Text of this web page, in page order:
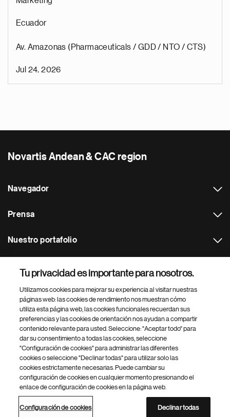
Ecuador
Av. Amazonas (Pharmaceuticals / GDD / NTO / CTS)
Jul 24, 2026
Novartis Andean & CAC region
Navegador
Prensa
Nuestro portafolio
Footer Site Search
inferior
del
© 2026 Novartis AG
Política de privacidad Términos de uso
Accesibilidad
Configuración de cookies
Mapa del sitio
Tu privacidad es importante para nosotros.
Utilizamos cookies para mejorar su experiencia al visitar nuestras
páginas web: las cookies de rendimiento nos muestran cómo
utiliza esta página web, las cookies funcionales recuerdan sus
preferencias y las cookies de orientación nos ayudan a compartir
contenido relevante para usted. Seleccione: "Aceptar todo" para
dar su consentimiento a todas las cookies, seleccione
"Configuración de cookies" para administrar las diferentes
cookies o seleccione "Declinar todas" para utilizar solo las
cookies estrictamente necesarias. Puede cambiar su
configuración de cookies en cualquier momento presionando el
enlace de configuración de cookies en la página web.
Configuración de cookies Declinar todas